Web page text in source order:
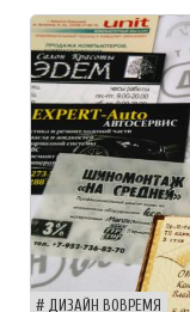
ДИЗАЙН ВОВРЕМЯ